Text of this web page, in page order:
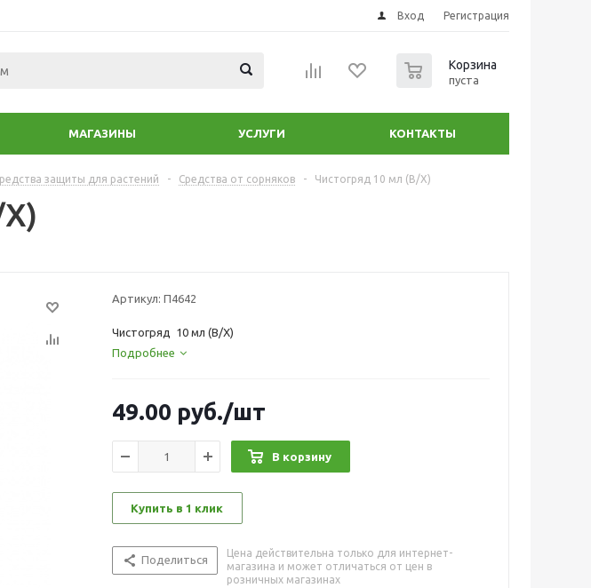
Вход Регистрация
Корзина
пуста
МАГАЗИНЫ УСЛУГИ КОНТАКТЫ
защиты для растений - Средства от сорняков - Чистогряд 10 мл (В/Х)
Артикул: П4642
Чистогряд 10 мл (В/Х)
Подробнее
49.00 руб./шт
В корзину
Купить в 1 клик
Поделиться
Цена действительна только для интернет-
магазина и может отличаться от цен в
розничных магазинах